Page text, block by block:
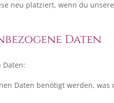
neu platziert, wenn du
Daten
Daten:
Daten benötigt werden,